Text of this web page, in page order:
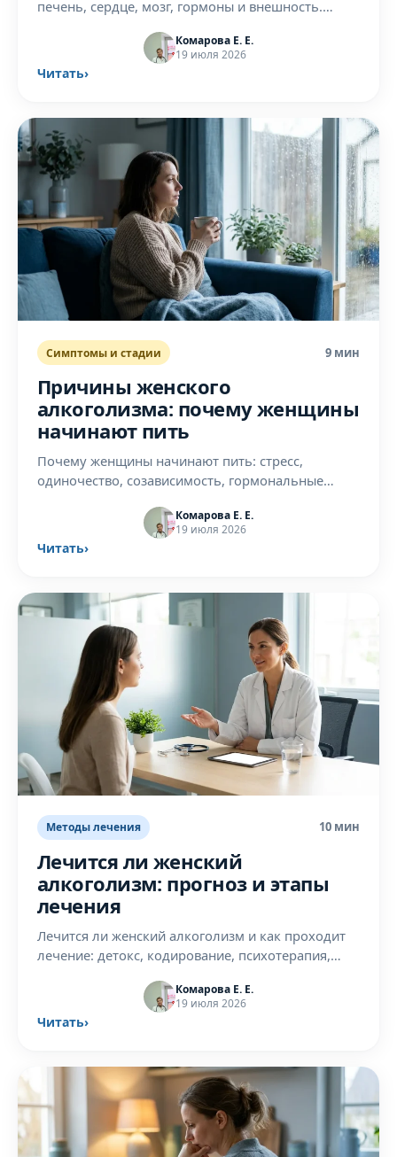
печень, сердце, мозг, гормоны и внешность.
Комарова Е. Е.
19 июля 2026
Читать›
Симптомы и стадии 9 мин
Причины женского
алкоголизма: почему женщины
начинают пить
Почему женщины начинают пить: стресс,
одиночество, созависимость, гормональные
осуждения — разбор нарколога.
Комарова Е. Е.
19 июля 2026
Читать›
Методы лечения 10 мин
Лечится ли женский
алкоголизм: прогноз и этапы
лечения
Лечится ли женский алкоголизм и как проходит
лечение: детокс, кодирование, психотерапия,
Нижнем Новгороде.
Комарова Е. Е.
19 июля 2026
Читать›